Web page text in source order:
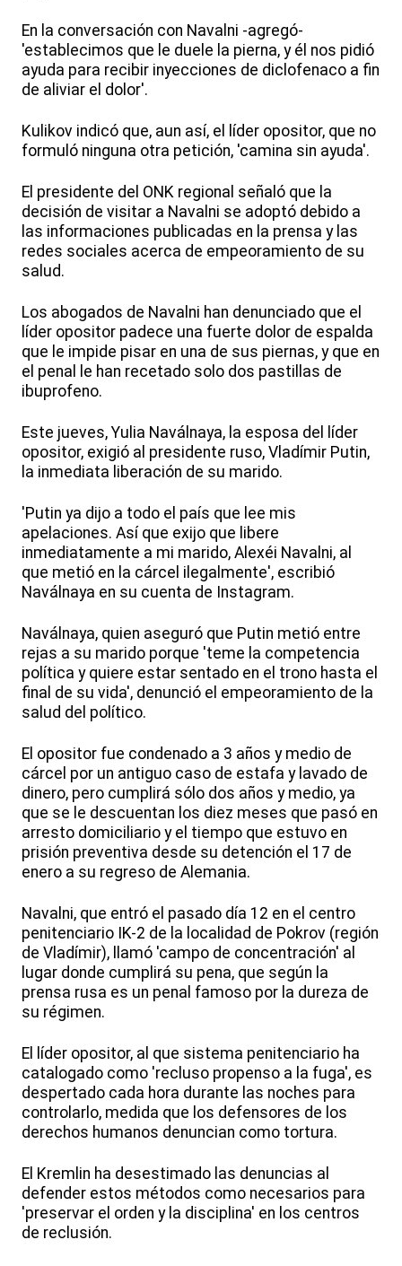
En la conversación con Navalni -agregó-
'establecimos que le duele la pierna, y él nos pidió
ayuda para recibir inyecciones de diclofenaco a fin
de aliviar el dolor'.
Kulikov indicó que, aun así, el líder opositor, que no
formuló ninguna otra petición, 'camina sin ayuda'.
El presidente del ONK regional señaló que la
decisión de visitar a Navalni se adoptó debido a
las informaciones publicadas en la prensa y las
redes sociales acerca de empeoramiento de su
salud.
Los abogados de Navalni han denunciado que el
líder opositor padece una fuerte dolor de espalda
que le impide pisar en una de sus piernas, y que en
el penal le han recetado solo dos pastillas de
ibuprofeno.
Este jueves, Yulia Naválnaya, la esposa del líder
opositor, exigió al presidente ruso, Vladímir Putin,
la inmediata liberación de su marido.
'Putin ya dijo a todo el país que lee mis
apelaciones. Así que exijo que libere
inmediatamente a mi marido, Alexéi Navalni, al
que metió en la cárcel ilegalmente', escribió
Naválnaya en su cuenta de Instagram.
Naválnaya, quien aseguró que Putin metió entre
rejas a su marido porque 'teme la competencia
política y quiere estar sentado en el trono hasta el
final de su vida', denunció el empeoramiento de la
salud del político.
El opositor fue condenado a 3 años y medio de
cárcel por un antiguo caso de estafa y lavado de
dinero, pero cumplirá sólo dos años y medio, ya
que se le descuentan los diez meses que pasó en
arresto domiciliario y el tiempo que estuvo en
prisión preventiva desde su detención el 17 de
enero a su regreso de Alemania.
Navalni, que entró el pasado día 12 en el centro
penitenciario IK-2 de la localidad de Pokrov (región
de Vladímir), llamó 'campo de concentración' al
lugar donde cumplirá su pena, que según la
prensa rusa es un penal famoso por la dureza de
su régimen.
El líder opositor, al que sistema penitenciario ha
catalogado como 'recluso propenso a la fuga', es
despertado cada hora durante las noches para
controlarlo, medida que los defensores de los
derechos humanos denuncian como tortura.
El Kremlin ha desestimado las denuncias al
defender estos métodos como necesarios para
'preservar el orden y la disciplina' en los centros
de reclusión.